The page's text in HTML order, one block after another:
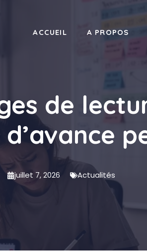
ACCUEIL A PROPOS
de
juillet 7, 2026 Actualités